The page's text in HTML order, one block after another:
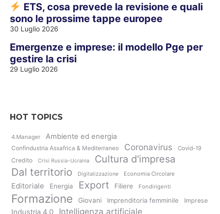
ETS, cosa prevede la revisione e quali
sono le prossime tappe europee
30 Luglio 2026
Emergenze e imprese: il modello Pge per
gestire la crisi
29 Luglio 2026
HOT TOPICS
4.Manager Ambiente ed energia
Confindustria Assafrica & Mediterraneo Coronavirus Covid-19
Credito Crisi Russia-Ucraina Cultura d'impresa
Dal territorio Digitalizzazione Economia Circolare
Editoriale Energia Export Filiere Fondirigenti
Formazione Giovani Imprenditoria femminile Imprese
Industria 4.0
Intelligenza artificiale